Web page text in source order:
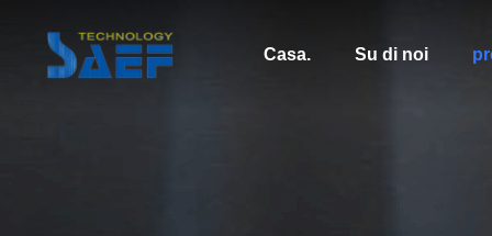
Casa. Su di noi